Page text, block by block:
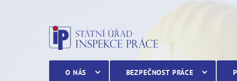
V loňském roce výrazně
O NÁS BEZPEČNOST PRÁCE